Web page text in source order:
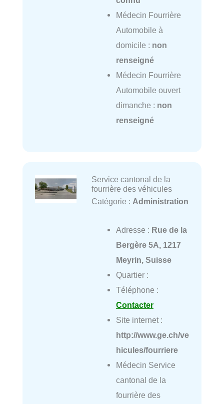
Médecin Fourrière
Automobile à
domicile : non
renseigné
Médecin Fourrière
Automobile ouvert
dimanche : non
renseigné
Service cantonal de la
fourrière des véhicules
Catégorie : Administration
Adresse : Rue de la
Bergère 5A, 1217
Meyrin, Suisse
Quartier :
Téléphone :
Contacter
Site internet :
http://www.ge.ch/ve
hicules/fourriere
Médecin Service
cantonal de la
fourrière des